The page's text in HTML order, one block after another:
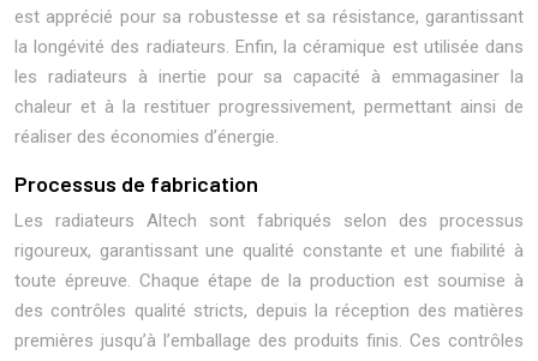
est apprécié pour sa robustesse et sa résistance, garantissant
la longévité des radiateurs. Enfin, la céramique est utilisée dans
les radiateurs à inertie pour sa capacité à emmagasiner la
chaleur et à la restituer progressivement, permettant ainsi de
réaliser des économies d’énergie.
Processus de fabrication
Les radiateurs Altech sont fabriqués selon des processus
rigoureux, garantissant une qualité constante et une fiabilité à
toute épreuve. Chaque étape de la production est soumise à
des contrôles qualité stricts, depuis la réception des matières
premières jusqu’à l’emballage des produits finis. Ces contrôles